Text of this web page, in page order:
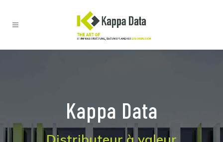
Kappa Data